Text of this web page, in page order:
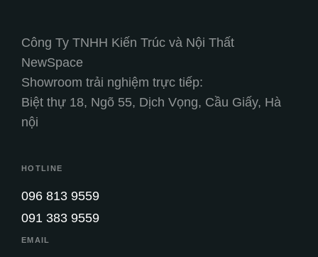
Công Ty TNHH Kiến Trúc và Nội Thất
NewSpace
Showroom trải nghiệm trực tiếp:
Biệt thự 18, Ngõ 55, Dịch Vọng, Cầu Giấy, Hà
nội
HOTLINE
096 813 9559
091 383 9559
EMAIL